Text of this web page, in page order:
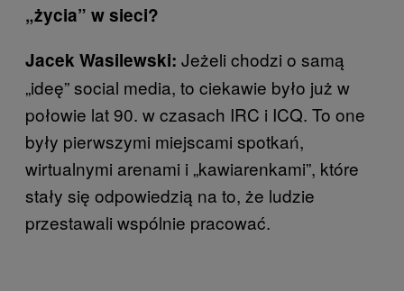
„życia” w sieci?
Jacek Wasilewski: Jeżeli chodzi o samą
„ideę” social media, to ciekawie było już w
połowie lat 90. w czasach IRC i ICQ. To one
były pierwszymi miejscami spotkań,
wirtualnymi arenami i „kawiarenkami”, które
stały się odpowiedzią na to, że ludzie
przestawali wspólnie pracować.